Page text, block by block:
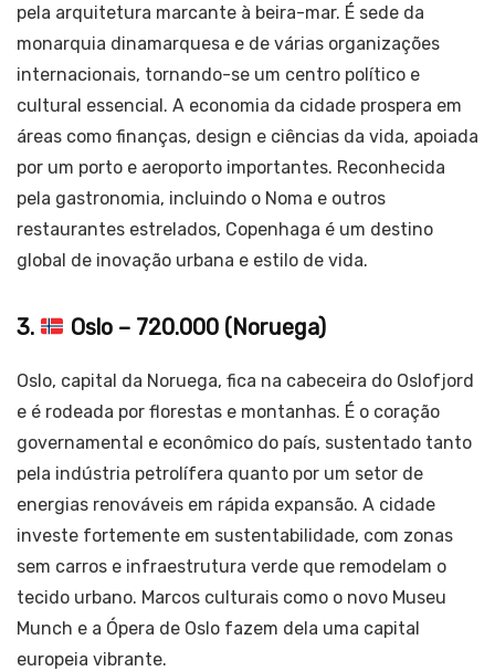
pela arquitetura marcante à beira-mar. É sede da
monarquia dinamarquesa e de várias organizações
internacionais, tornando-se um centro político e
cultural essencial. A economia da cidade prospera em
áreas como finanças, design e ciências da vida, apoiada
por um porto e aeroporto importantes. Reconhecida
pela gastronomia, incluindo o Noma e outros
restaurantes estrelados, Copenhaga é um destino
global de inovação urbana e estilo de vida.
3. Oslo – 720.000 (Noruega)
Oslo, capital da Noruega, fica na cabeceira do Oslofjord
e é rodeada por florestas e montanhas. É o coração
governamental e econômico do país, sustentado tanto
pela indústria petrolífera quanto por um setor de
energias renováveis em rápida expansão. A cidade
investe fortemente em sustentabilidade, com zonas
sem carros e infraestrutura verde que remodelam o
tecido urbano. Marcos culturais como o novo Museu
Munch e a Ópera de Oslo fazem dela uma capital
europeia vibrante.